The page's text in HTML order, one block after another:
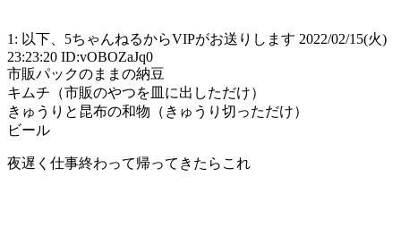
1: 以下、5ちゃんねるからVIPがお送りします 2022/02/15(火)
23:23:20 ID:vOBOZaJq0
市販パックのままの納豆
キムチ（市販のやつを皿に出しただけ）
きゅうりと昆布の和物（きゅうり切っただけ）
ビール
夜遅く仕事終わって帰ってきたらこれ